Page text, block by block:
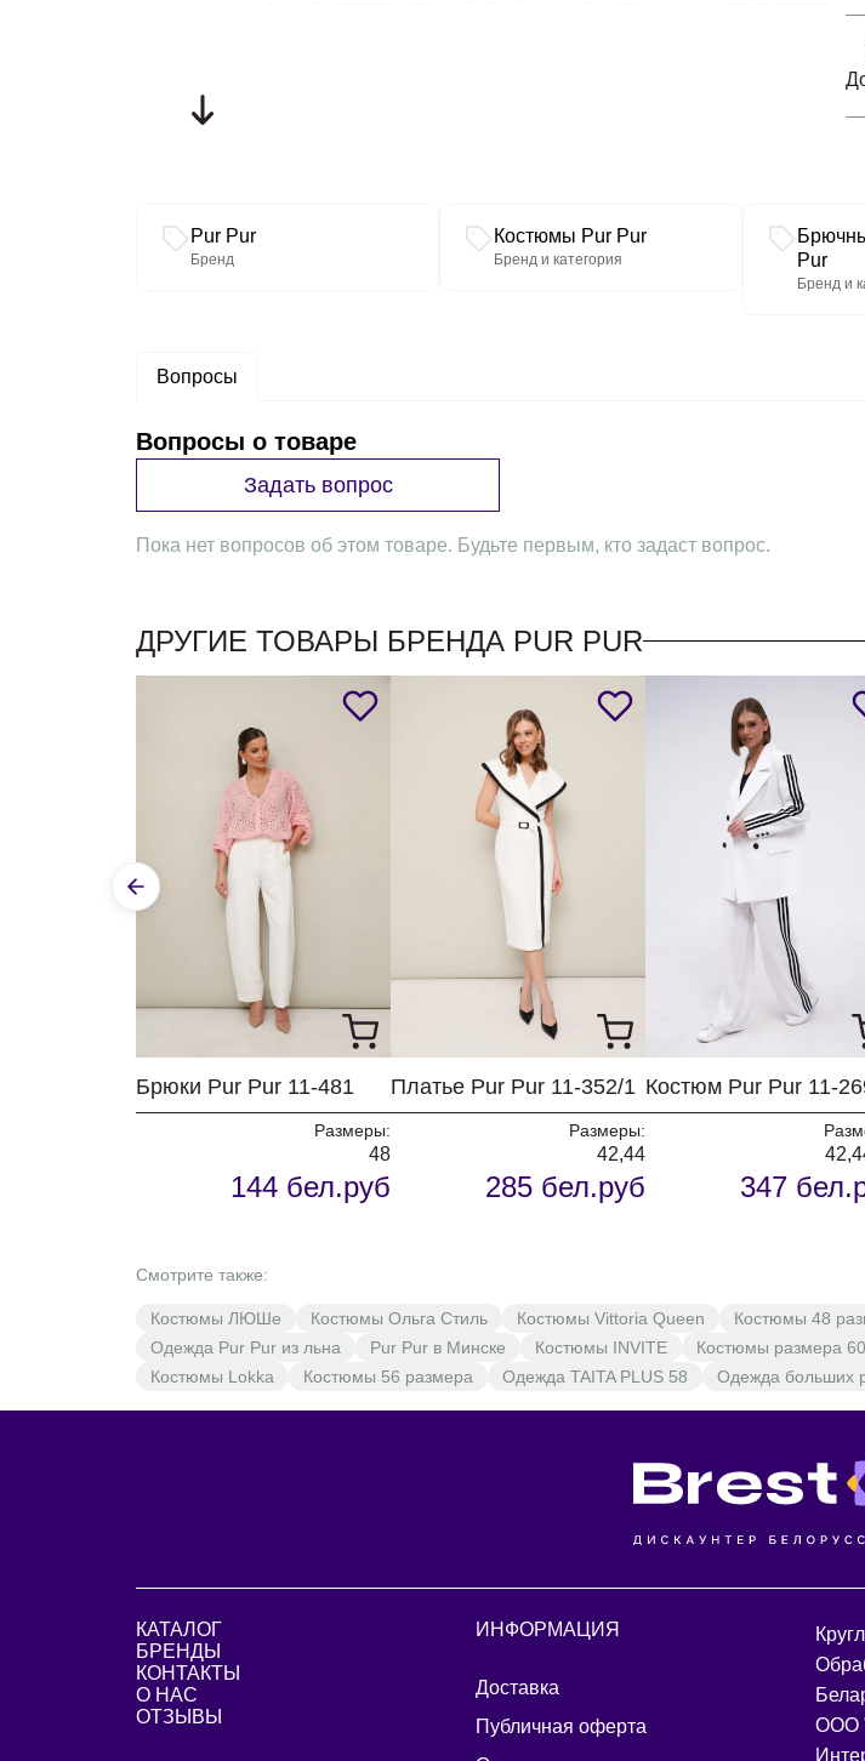
Pur Pur
Бренд
Костюмы Pur Pur
Бренд и категория
Pur
Бренд и
Вопросы
Вопросы о товаре
Задать вопрос
Пока нет вопросов об этом товаре. Будьте первым, кто задаст вопрос.
ДРУГИЕ ТОВАРЫ БРЕНДА PUR PUR
Брюки Pur Pur 11-481
Размеры:
48
144 бел.руб
Платье Pur Pur 11-352/1
Размеры:
42,44
285 бел.руб
Костюм Pur Pur 11-
347
Смотрите также:
Костюмы ЛЮШе Костюмы Ольга Стиль Костюмы Vittoria Queen Костюмы 48
Одежда Pur Pur из льна
Pur Pur в Минске Костюмы INVITE Костюмы размера 60
Костюмы Lokka
Костюмы 56 размера Одежда TAITA PLUS 58 Одежда больших
КАТАЛОГ
БРЕНДЫ
КОНТАКТЫ
О НАС
ОТЗЫВЫ
ИНФОРМАЦИЯ
Доставка
Публичная оферта
ООО